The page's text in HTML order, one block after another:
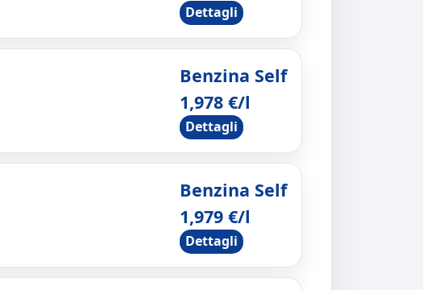
Dettagli
Benzina Self
1,978 €/l
Dettagli
Benzina Self
1,979 €/l
Dettagli